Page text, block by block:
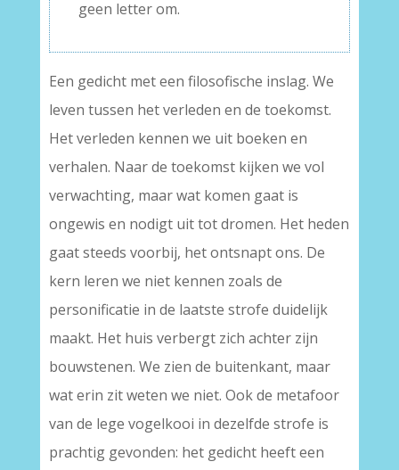
geen letter om.
Een gedicht met een filosofische inslag. We
leven tussen het verleden en de toekomst.
Het verleden kennen we uit boeken en
verhalen. Naar de toekomst kijken we vol
verwachting, maar wat komen gaat is
ongewis en nodigt uit tot dromen. Het heden
gaat steeds voorbij, het ontsnapt ons. De
kern leren we niet kennen zoals de
personificatie in de laatste strofe duidelijk
maakt. Het huis verbergt zich achter zijn
bouwstenen. We zien de buitenkant, maar
wat erin zit weten we niet. Ook de metafoor
van de lege vogelkooi in dezelfde strofe is
prachtig gevonden: het gedicht heeft een